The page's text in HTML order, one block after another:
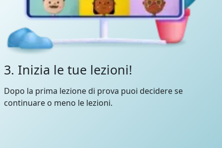
3. Inizia le tue lezioni!
Dopo la prima lezione di prova puoi decidere se
continuare o meno le lezioni.